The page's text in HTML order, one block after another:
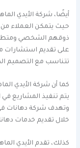
أيضًا، شركة الأيدي
حيث يتمكن العملاء من
ذوقهم الشخصي
على تقديم استشارات
تتناسب مع التصميم
كما أن شركة الأيدي
يتم تنفيذ المشاريع في
وتهدف شركة دهانات في
خلال تقديم خدمات
كذلك، تقدم الأيدي